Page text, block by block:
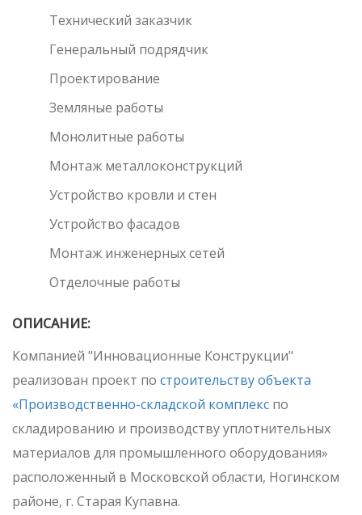
Технический заказчик
Генеральный подрядчик
Проектирование
Земляные работы
Монолитные работы
Монтаж металлоконструкций
Устройство кровли и стен
Устройство фасадов
Монтаж инженерных сетей
Отделочные работы
ОПИСАНИЕ:
Компанией "Инновационные Конструкции"
реализован проект по строительству объекта
«Производственно-складской комплекс по
складированию и производству уплотнительных
материалов для промышленного оборудования»
расположенный в Московской области, Ногинском
районе, г. Старая Купавна.